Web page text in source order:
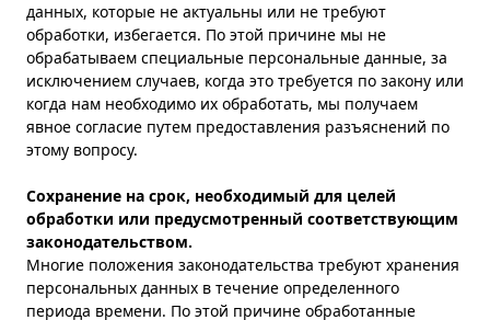
данных, которые не актуальны или не требуют
обработки, избегается. По этой причине мы не
обрабатываем специальные персональные данные, за
исключением случаев, когда это требуется по закону или
когда нам необходимо их обработать, мы получаем
явное согласие путем предоставления разъяснений по
этому вопросу.
Сохранение на срок, необходимый для целей
обработки или предусмотренный соответствующим
законодательством.
Многие положения законодательства требуют хранения
персональных данных в течение определенного
периода времени. По этой причине обработанные